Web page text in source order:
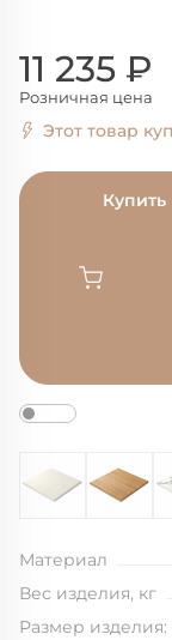
11 235 ₽
Розничная цена
Этот товар
Купить
Материал
Вес изделия, кг
Размер изделия: